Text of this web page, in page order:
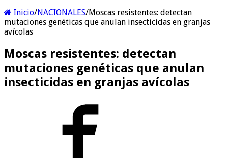
Inicio/NACIONALES/Moscas resistentes: detectan
mutaciones genéticas que anulan insecticidas en granjas
avícolas
Moscas resistentes: detectan
mutaciones genéticas que anulan
insecticidas en granjas avícolas